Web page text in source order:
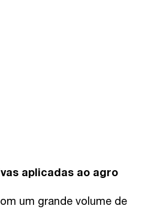
aplicadas ao agro
um grande volume de